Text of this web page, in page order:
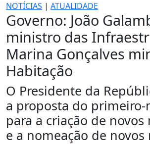
NOTÍCIAS | ATUALIDADE
Governo: João
ministro das
Marina Gonçalves
Habitação
O Presidente da
a proposta do
para a criação de
e a nomeação de